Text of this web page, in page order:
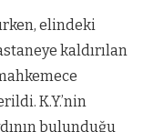
elindeki
kaldırılan
K.Y.’nin
bulunduğu